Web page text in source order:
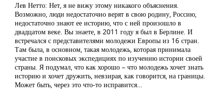
Лев Нетто: Нет, я не вижу этому никакого объяснения.
Возможно, люди недостаточно верят в свою родину, Россию,
недостаточно знают ее историю, что с ней произошло в
двадцатом веке. Вы знаете, в 2011 году я был в Берлине. И
встречался с представителями молодежи Европы из 16 стран.
Там была, в основном, такая молодежь, которая принимала
участие в поисковых экспедициях по изучению истории своей
страны. Я подумал, что как хорошо – что молодежь хочет знать
историю и хочет дружить, невзирая, как говорится, на границы.
Может быть, через это что-то исправится…